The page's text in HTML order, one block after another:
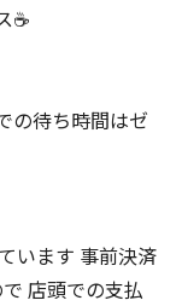
☕️
の待ち時間はゼ
います 事前決済
店頭での支払